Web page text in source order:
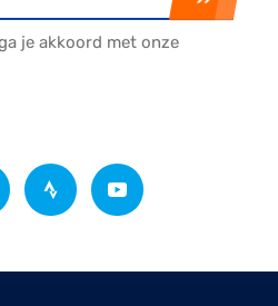
je akkoord met onze